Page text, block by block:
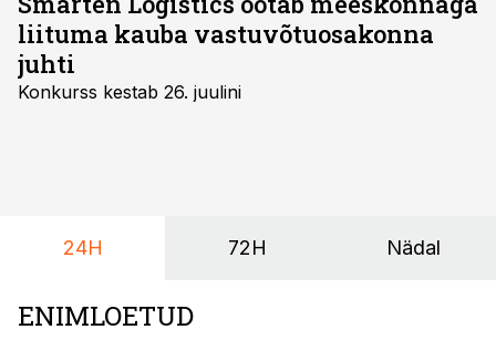
liituma kauba vastuvõtuosakonna
juhti
Konkurss kestab 26. juulini
24H 72H Nädal
ENIMLOETUD